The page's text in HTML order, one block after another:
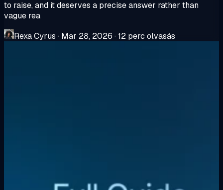
to raise, and it deserves a precise answer rather than
vague rea
Rexa Cyrus · Mar 28, 2026 ·12 perc olvasás